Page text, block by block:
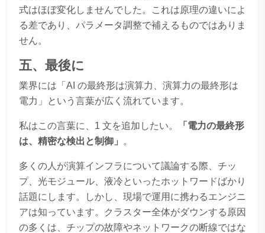
式はほぼ変化しませんでした。これは原理の違いによ
る差であり、パラメータ調整で補えるものではありま
せん。
五、最後に
業界には「AI の最終形は演算力、演算力の最終形は
電力」という言葉が広く流れています。
私はこの言葉に、1 文を追加したい。
「電力の最終形
は、精密な検出と制御」
。
多くの人が演算インフラについて議論する際、チッ
プ、光モジュール、液冷といったホットワードばかり
話題にします。しかし、現場で運用に携わるエンジニ
アは知っています。クラスター全体がダウンする原因
の多くは、チップの故障やネットワークの断線ではな